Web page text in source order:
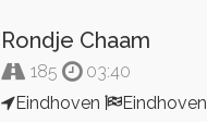
Rondje Chaam
185
03:40
Eindhoven
Eindhoven